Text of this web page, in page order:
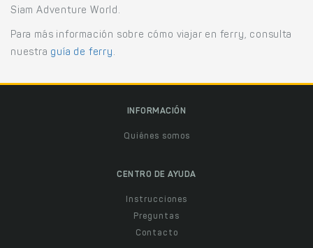
Siam Adventure World.
Para más información sobre cómo viajar en ferry, consulta
nuestra guía de ferry .
INFORMACIÓN
Quiénes somos
CENTRO DE AYUDA
Instrucciones
Preguntas
Contacto